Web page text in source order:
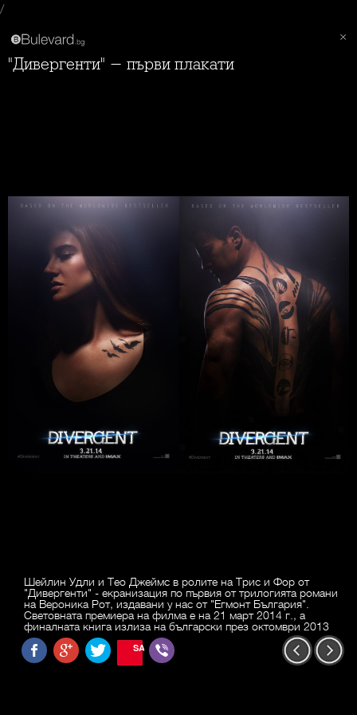
/
"Дивергенти" - първи плакати
Шейлин Удли и Тео Джеймс в ролите на Трис и Фор от
"Дивергенти" - екранизация по първия от трилогията романи
на Вероника Рот, издавани у нас от "Егмонт България".
Световната премиера на филма е на 21 март 2014 г., а
финалната книга излиза на български през октомври 2013
SAVE